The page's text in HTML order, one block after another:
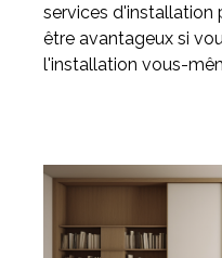
services d'installation
être avantageux si
l'installation vous-